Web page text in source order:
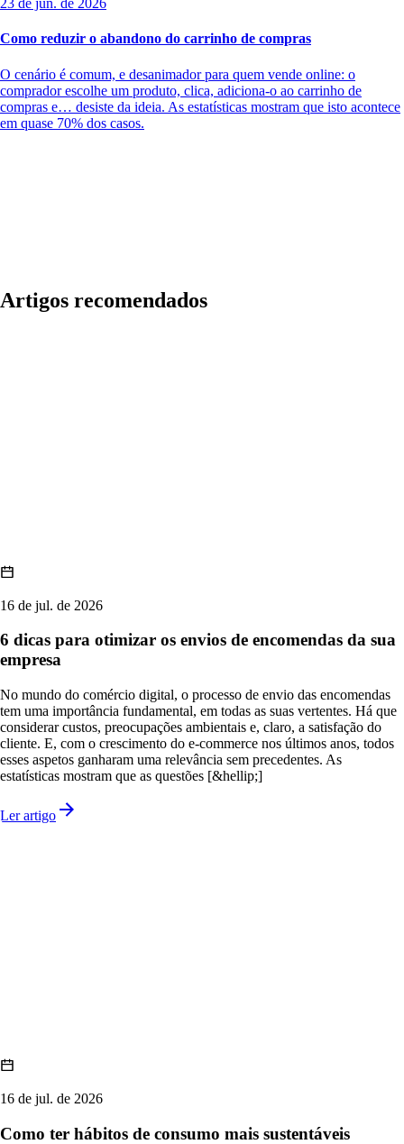
23 de jun. de 2026
Como reduzir o abandono do carrinho de compras
O cenário é comum, e desanimador para quem vende online: o
comprador escolhe um produto, clica, adiciona-o ao carrinho de
compras e… desiste da ideia. As estatísticas mostram que isto acontece
em quase 70% dos casos.
Artigos recomendados
16 de jul. de 2026
6 dicas para otimizar os envios de encomendas da sua
empresa
No mundo do comércio digital, o processo de envio das encomendas
tem uma importância fundamental, em todas as suas vertentes. Há que
considerar custos, preocupações ambientais e, claro, a satisfação do
cliente. E, com o crescimento do e-commerce nos últimos anos, todos
esses aspetos ganharam uma relevância sem precedentes. As
estatísticas mostram que as questões [&hellip;]
Ler artigo
16 de jul. de 2026
Como ter hábitos de consumo mais sustentáveis